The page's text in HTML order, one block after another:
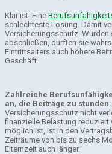
Klar ist: Eine
schlechteste Lösung. Damit
Versicherungsschutz. Würden
abschließen, dürften sie
Eintrittsalters auch höhere
Geschäft.
Zahlreiche
an, die Beiträge zu stunden.
Versicherungsschutz nicht
finanzielle Belastung reduziert
möglich ist, ist in den
Zeiträume von bis zu sechs
Elternzeit auch länger.